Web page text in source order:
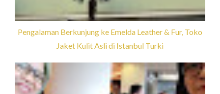
Pengalaman Berkunjung ke Emelda Leather & Fur, Toko
Jaket Kulit Asli di Istanbul Turki